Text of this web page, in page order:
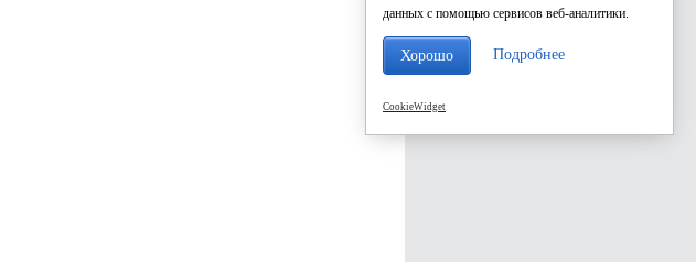
данных с помощью сервисов веб-аналитики.
Хорошо Подробнее
CookieWidget